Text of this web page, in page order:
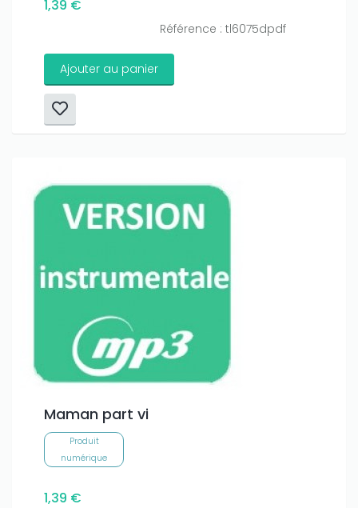
1,39 €
Référence : tl6075dpdf
Ajouter au panier
Maman part vi
Produit
numérique
1,39 €